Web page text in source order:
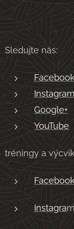
Sledujte nás:
Google+
YouTube
tréningy a
Facebook
Instagram